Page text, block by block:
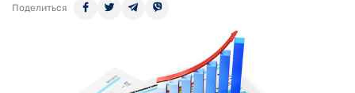
Поделиться